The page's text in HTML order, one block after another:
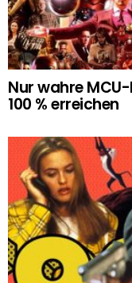
Nur wahre
100 % erreichen